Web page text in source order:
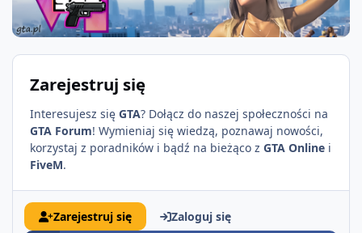
Zarejestruj się
Interesujesz się GTA? Dołącz do naszej społeczności na
GTA Forum! Wymieniaj się wiedzą, poznawaj nowości,
korzystaj z poradników i bądź na bieżąco z GTA Online i
FiveM.
Zarejestruj się
Zaloguj się